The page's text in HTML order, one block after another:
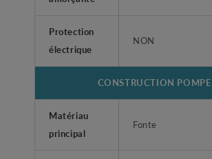
Protection
électrique
NON
CONSTRUCTION POMPE
Matériau
principal
Fonte